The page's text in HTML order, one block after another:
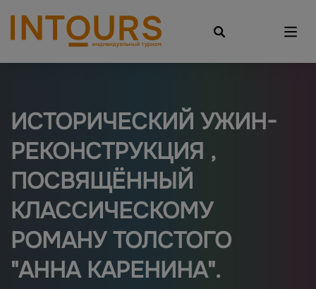
ИСТОРИЧЕСКИЙ УЖИН-
РЕКОНСТРУКЦИЯ ,
ПОСВЯЩЁННЫЙ
КЛАССИЧЕСКОМУ
РОМАНУ ТОЛСТОГО
"АННА КАРЕНИНА".